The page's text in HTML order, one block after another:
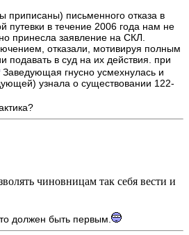
письменного отказа в
путевки в течение 2006 года нам не
принесла заявление на СКЛ.
отказали, мотивируя полным
в суд на их действия. при
Заведующая гнусно усмехнулась и
узнала о существовании 122-
чиновницам так себя вести и
должен быть первым.